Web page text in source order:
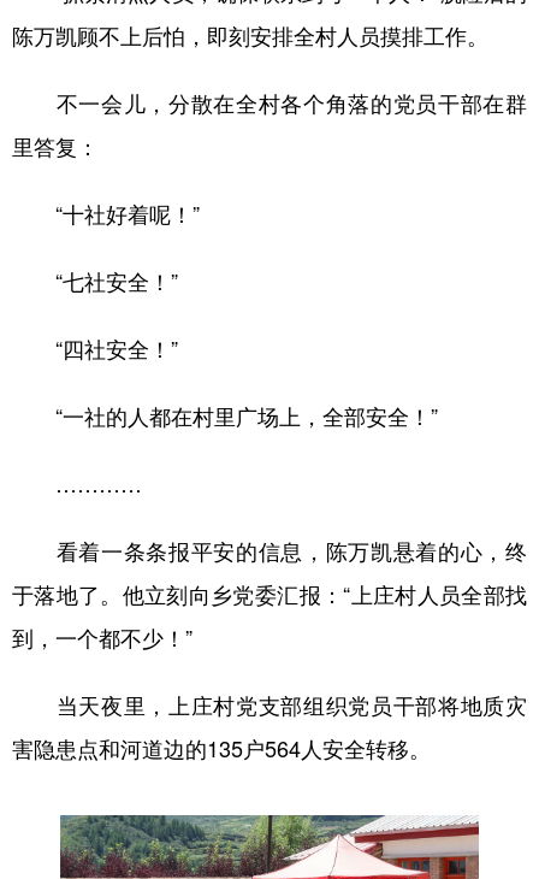
陈万凯顾不上后怕，即刻安排全村人员摸排工作。
不一会儿，分散在全村各个角落的党员干部在群
里答复：
“十社好着呢！”
“七社安全！”
“四社安全！”
“一社的人都在村里广场上，全部安全！”
…………
看着一条条报平安的信息，陈万凯悬着的心，终
于落地了。他立刻向乡党委汇报：“上庄村人员全部找
到，一个都不少！”
当天夜里，上庄村党支部组织党员干部将地质灾
害隐患点和河道边的135户564人安全转移。